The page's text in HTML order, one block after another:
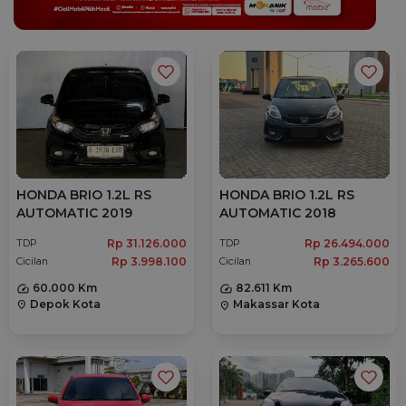
HONDA BRIO 1.2L RS
AUTOMATIC 2019
TDP Rp 31.126.000
Cicilan
Rp 3.998.100
60.000 Km
location_on Depok Kota
HONDA BRIO 1.2L RS
AUTOMATIC 2018
TDP Rp 26.494.000
Cicilan
Rp 3.265.600
82.611 Km
location_on Makassar Kota